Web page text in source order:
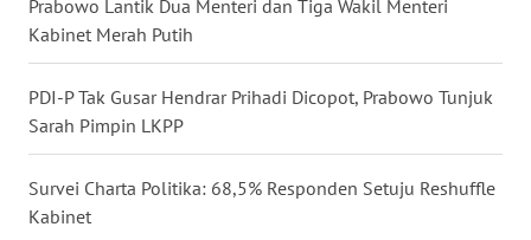
Prabowo Lantik Dua Menteri dan Tiga Wakil Menteri
Kabinet Merah Putih
PDI-P Tak Gusar Hendrar Prihadi Dicopot, Prabowo Tunjuk
Sarah Pimpin LKPP
Survei Charta Politika: 68,5% Responden Setuju Reshuffle
Kabinet
WN
KALSEL
WN
KALTIM